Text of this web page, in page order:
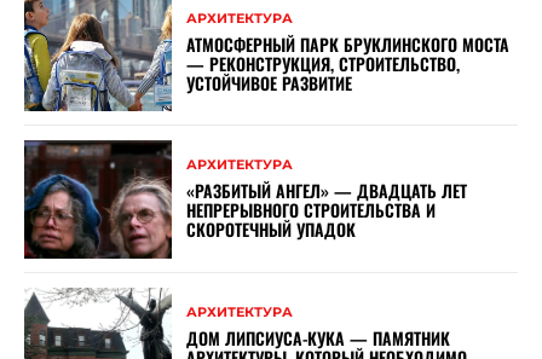
АРХИТЕКТУРА
АТМОСФЕРНЫЙ ПАРК БРУКЛИНСКОГО МОСТА
— РЕКОНСТРУКЦИЯ, СТРОИТЕЛЬСТВО,
УСТОЙЧИВОЕ РАЗВИТИЕ
АРХИТЕКТУРА
«РАЗБИТЫЙ АНГЕЛ» — ДВАДЦАТЬ ЛЕТ
НЕПРЕРЫВНОГО СТРОИТЕЛЬСТВА И
СКОРОТЕЧНЫЙ УПАДОК
АРХИТЕКТУРА
ДОМ ЛИПСИУСА-КУКА — ПАМЯТНИК